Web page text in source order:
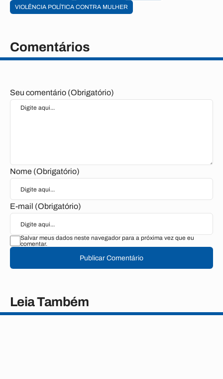
VIOLÊNCIA POLÍTICA CONTRA MULHER
Comentários
Seu comentário (Obrigatório)
Nome (Obrigatório)
E-mail (Obrigatório)
Salvar meus dados neste navegador para a próxima vez que eu
comentar.
Publicar Comentário
Leia Também